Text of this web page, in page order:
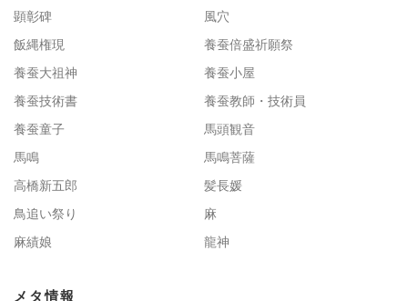
顕彰碑
風穴
飯縄権現
養蚕倍盛祈願祭
養蚕大祖神
養蚕小屋
養蚕技術書
養蚕教師・技術員
養蚕童子
馬頭観音
馬鳴
馬鳴菩薩
高橋新五郎
髪長媛
鳥追い祭り
麻
麻績娘
龍神
メタ情報